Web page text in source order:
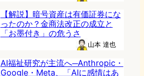
【解説】暗号資産は有価証券にな
ったのか？金商法改正の成立と
「お墨付き」の危うさ
山本 達也
AI福祉研究が主流へ─Anthropic・
Google・Meta、「AIに感情はあ